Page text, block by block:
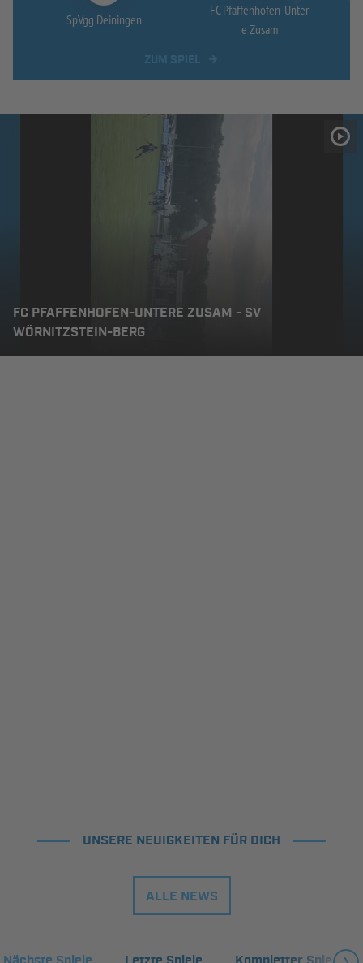
SpVgg Deiningen
FC Pfaffenhofen-Unter
e Zusam
FC PFAFFENHOFEN-UNTERE ZUSAM - SV
WÖRNITZSTEIN-BERG
UNSERE NEUIGKEITEN FÜR DICH
ALLE NEWS